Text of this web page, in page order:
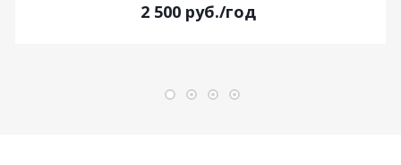
2 500 руб./год